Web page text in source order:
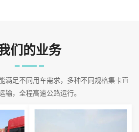
们的业务
满足不同用车需求，多种不同规格集卡直
输，全程高速公路运行。